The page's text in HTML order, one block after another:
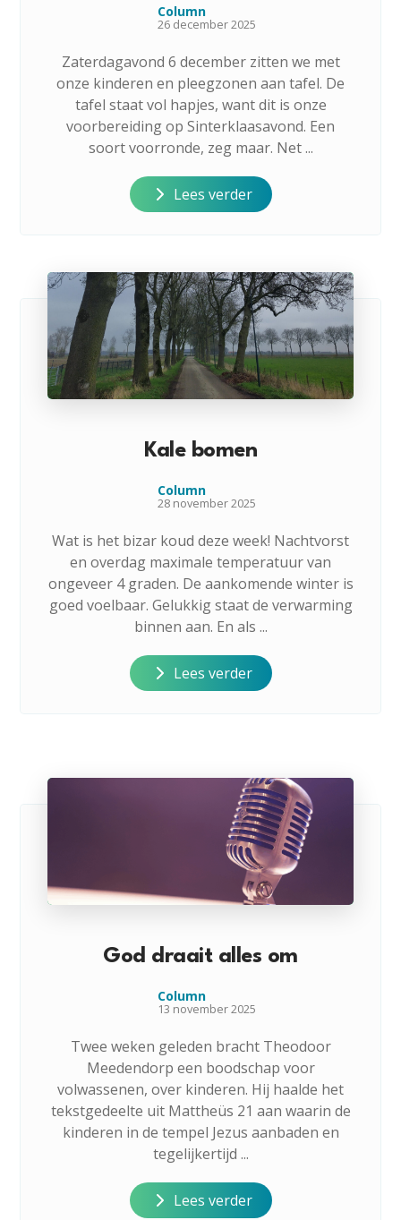
Column
26 december 2025
Zaterdagavond 6 december zitten we met
onze kinderen en pleegzonen aan tafel. De
tafel staat vol hapjes, want dit is onze
voorbereiding op Sinterklaasavond. Een
soort voorronde, zeg maar. Net ...
Lees verder
Kale bomen
Column
28 november 2025
Wat is het bizar koud deze week! Nachtvorst
en overdag maximale temperatuur van
ongeveer 4 graden. De aankomende winter is
goed voelbaar. Gelukkig staat de verwarming
binnen aan. En als ...
Lees verder
God draait alles om
Column
13 november 2025
Twee weken geleden bracht Theodoor
Meedendorp een boodschap voor
volwassenen, over kinderen. Hij haalde het
tekstgedeelte uit Mattheüs 21 aan waarin de
kinderen in de tempel Jezus aanbaden en
tegelijkertijd ...
Lees verder